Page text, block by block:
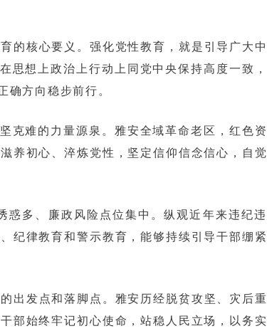
的核心要义。强化党性教育，就是引导广大
思想上政治上行动上同党中央保持高度一致
确方向稳步前行。
克难的力量源泉。雅安全域革命老区，红色
养初心、淬炼党性，坚定信仰信念信心，自
惑多、廉政风险点位集中。纵观近年来违纪
纪律教育和警示教育，能够持续引导干部绷
出发点和落脚点。雅安历经脱贫攻坚、灾后
部始终牢记初心使命，站稳人民立场，以务